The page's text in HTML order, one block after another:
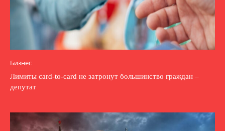
Бизнес
Лимиты card-to-card не затронут большинство граждан –
депутат